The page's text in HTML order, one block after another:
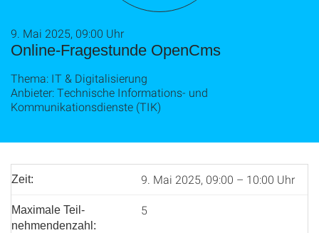
Online-Fragestunde OpenCms
9. Mai 2025, 09:00 Uhr
Thema: IT & Digitalisierung
Anbieter: Technische Informations- und
Kommunikationsdienste (TIK)
Zeit: 9. Mai 2025, 09:00 – 10:00 Uhr
Maximale Teil­
nehmenden­zahl:
5